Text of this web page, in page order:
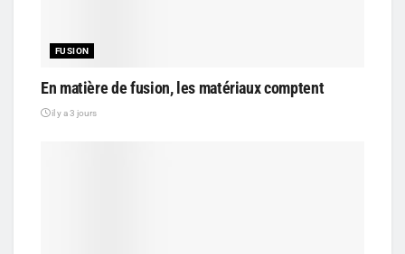
FUSION
En matière de fusion, les matériaux comptent
il y a 3 jours